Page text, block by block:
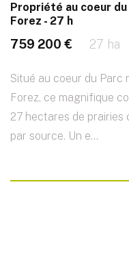
Propriété au coeur
Forez - 27 h
759 200 € 27 ha
Situé au coeur du Parc
Forez, ce magnifique
27 hectares de prairies
par source. Un e...